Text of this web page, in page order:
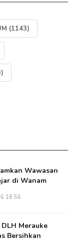
(1143)
Wawasan
di Wanam
18:56
Merauke
Bersihkan